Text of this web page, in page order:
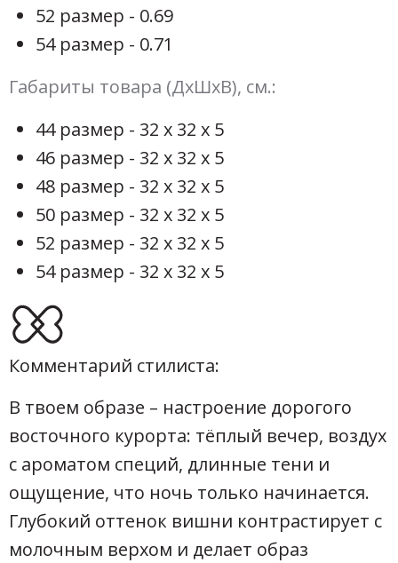
52 размер - 0.69
54 размер - 0.71
Габариты товара (ДхШхВ), см.:
44 размер - 32 х 32 х 5
46 размер - 32 х 32 х 5
48 размер - 32 х 32 х 5
50 размер - 32 х 32 х 5
52 размер - 32 х 32 х 5
54 размер - 32 х 32 х 5
Комментарий стилиста:
В твоем образе – настроение дорогого
восточного курорта: тёплый вечер, воздух
с ароматом специй, длинные тени и
ощущение, что ночь только начинается.
Глубокий оттенок вишни контрастирует с
молочным верхом и делает образ